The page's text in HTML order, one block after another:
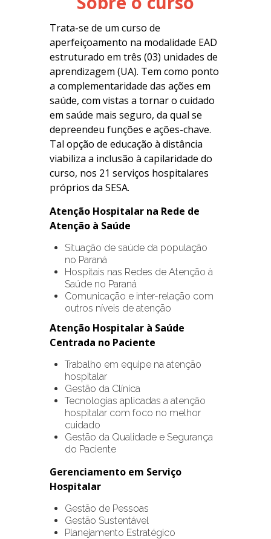
Trata-se de um curso de
aperfeiçoamento na modalidade EAD
estruturado em três (03) unidades de
aprendizagem (UA). Tem como ponto
a complementaridade das ações em
saúde, com vistas a tornar o cuidado
em saúde mais seguro, da qual se
depreendeu funções e ações-chave.
Tal opção de educação à distância
viabiliza a inclusão à capilaridade do
curso, nos 21 serviços hospitalares
próprios da SESA.
Atenção Hospitalar na Rede de
Atenção à Saúde
Situação de saúde da população
no Paraná
Hospitais nas Redes de Atenção à
Saúde no Paraná
Comunicação e inter-relação com
outros níveis de atenção
Atenção Hospitalar à Saúde
Centrada no Paciente
Trabalho em equipe na atenção
hospitalar
Gestão da Clínica
Tecnologias aplicadas a atenção
hospitalar com foco no melhor
cuidado
Gestão da Qualidade e Segurança
do Paciente
Gerenciamento em Serviço
Hospitalar
Gestão de Pessoas
Gestão Sustentável
Planejamento Estratégico